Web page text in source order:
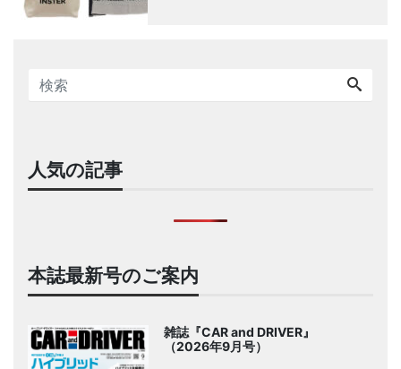
人気の記事
本誌最新号のご案内
雑誌『CAR and DRIVER』
（2026年9月号）